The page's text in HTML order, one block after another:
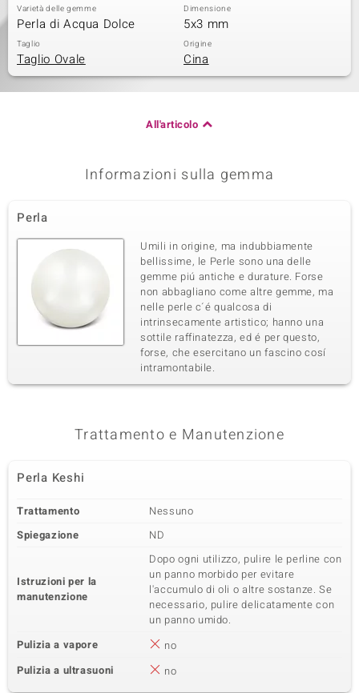
Varietà delle gemme
Perla di Acqua Dolce
Dimensione
5x3 mm
Taglio
Taglio Ovale
Origine
Cina
All'articolo
Informazioni sulla gemma
Perla
Umili in origine, ma indubbiamente
bellissime, le Perle sono una delle
gemme piú antiche e durature. Forse
non abbagliano come altre gemme, ma
nelle perle c´é qualcosa di
intrinsecamente artistico; hanno una
sottile raffinatezza, ed é per questo,
forse, che esercitano un fascino cosí
intramontabile.
Trattamento e Manutenzione
Perla Keshi
Trattamento
Nessuno
Spiegazione
ND
Istruzioni per la
manutenzione
Dopo ogni utilizzo, pulire le perline con
un panno morbido per evitare
l'accumulo di oli o altre sostanze. Se
necessario, pulire delicatamente con
un panno umido.
Pulizia a vapore
no
Pulizia a ultrasuoni
no